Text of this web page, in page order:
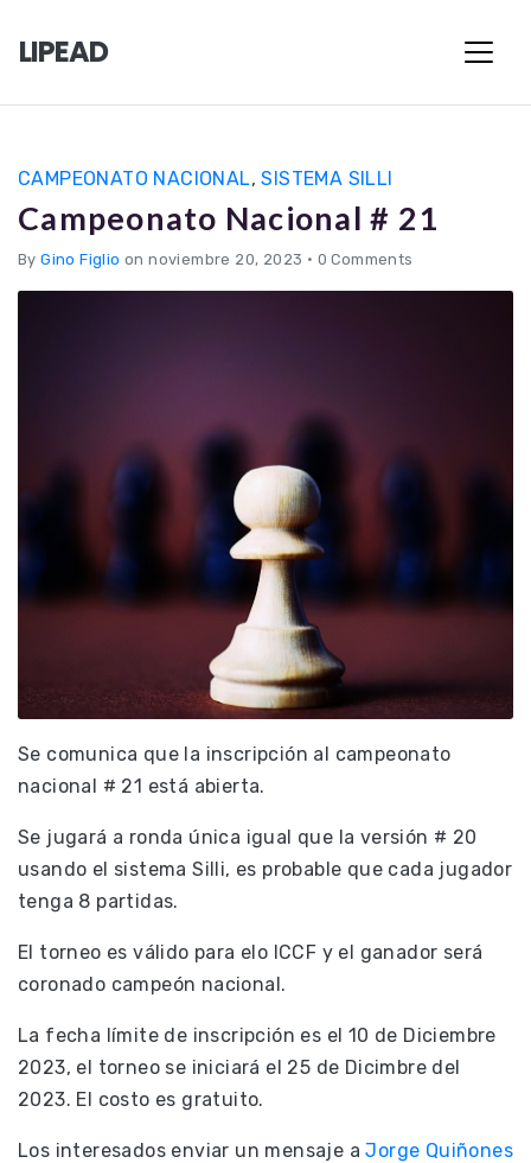
LIPEAD
CAMPEONATO NACIONAL,SISTEMA SILLI
Campeonato Nacional # 21
ByGino Figlio on noviembre 20, 2023 • 0 Comments
Se comunica que la inscripción al campeonato
nacional # 21 está abierta.
Se jugará a ronda única igual que la versión # 20
usando el sistema Silli, es probable que cada jugador
tenga 8 partidas.
El torneo es válido para elo ICCF y el ganador será
coronado campeón nacional.
La fecha límite de inscripción es el 10 de Diciembre
2023, el torneo se iniciará el 25 de Dicimbre del
2023. El costo es gratuito.
Los interesados enviar un mensaje aJorge Quiñones